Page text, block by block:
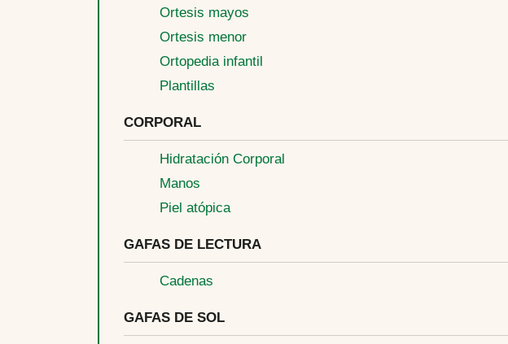
Ortesis mayos
Ortesis menor
Ortopedia infantil
Plantillas
CORPORAL
Hidratación Corporal
Manos
Piel atópica
GAFAS DE LECTURA
Cadenas
GAFAS DE SOL